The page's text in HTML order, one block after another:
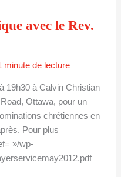
avec le Rev.
minute de lecture
19h30 à Calvin Christian
Ottawa, pour un
chrétiennes en
Pour plus
»/wp-